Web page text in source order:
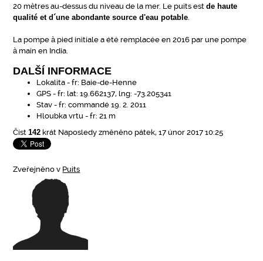
20 mètres au-dessus du niveau de la mer. Le puits estde haute
qualité et d´une abondante source d'eau potable.
La pompe à pied initiale a été remplacée en 2016 par une pompe
à main en India.
DALŠÍ INFORMACE
Lokalita - fr: Baie-de-Henne
GPS - fr: lat: 19.662137, lng: -73.205341
Stav - fr: commandé 19. 2. 2011
Hloubka vrtu - fr: 21 m
Číst142 krát Naposledy změněno pátek, 17 únor 2017 10:25
Zveřejněno v Puits